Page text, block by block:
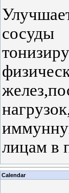
сосуды
лицам в
Calendar